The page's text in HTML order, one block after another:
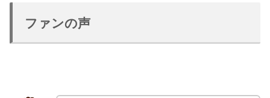
ファンの声